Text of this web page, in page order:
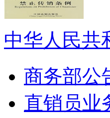
中华人民共
商务部公
直销员业